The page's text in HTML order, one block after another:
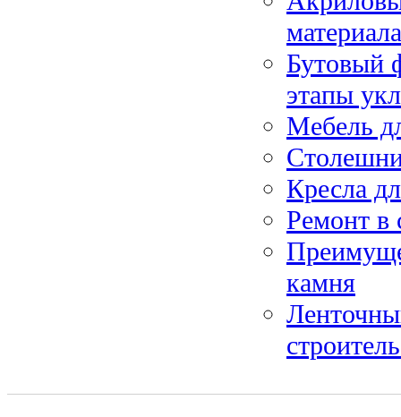
Бутовый
этапы
Мебель
Кресла
Ремонт в
камня